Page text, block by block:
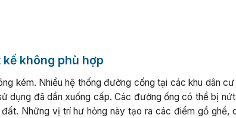
không phù hợp
kém. Nhiều hệ thống đường cống tại các khu dân
dụng đã dần xuống cấp. Các đường ống có thể bị
Những vị trí hư hỏng này tạo ra các điểm gồ ghề,